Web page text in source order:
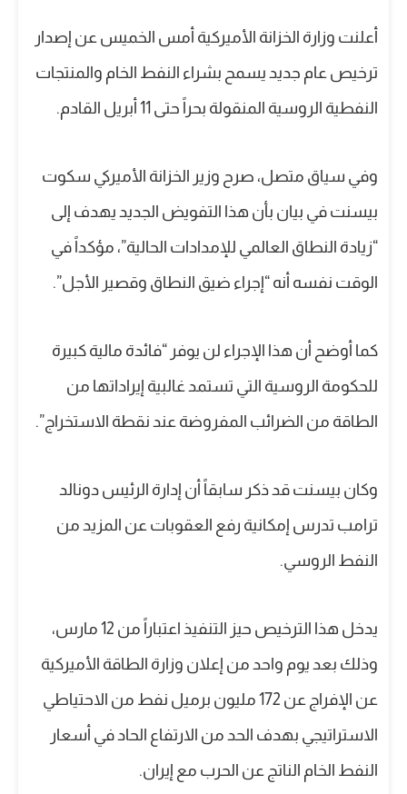
أعلنت وزارة الخزانة الأميركية أمس الخميس عن إصدار
ترخيص عام جديد يسمح بشراء النفط الخام والمنتجات
النفطية الروسية المنقولة بحراً حتى 11 أبريل القادم.
وفي سياق متصل، صرح وزير الخزانة الأميركي سكوت
بيسنت في بيان بأن هذا التفويض الجديد يهدف إلى
“زيادة النطاق العالمي للإمدادات الحالية”، مؤكداً في
الوقت نفسه أنه “إجراء ضيق النطاق وقصير الأجل”.
كما أوضح أن هذا الإجراء لن يوفر “فائدة مالية كبيرة
للحكومة الروسية التي تستمد غالبية إيراداتها من
الطاقة من الضرائب المفروضة عند نقطة الاستخراج”.
وكان بيسنت قد ذكر سابقاً أن إدارة الرئيس دونالد
ترامب تدرس إمكانية رفع العقوبات عن المزيد من
النفط الروسي.
يدخل هذا الترخيص حيز التنفيذ اعتباراً من 12 مارس،
وذلك بعد يوم واحد من إعلان وزارة الطاقة الأميركية
عن الإفراج عن 172 مليون برميل نفط من الاحتياطي
الاستراتيجي بهدف الحد من الارتفاع الحاد في أسعار
النفط الخام الناتج عن الحرب مع إيران.